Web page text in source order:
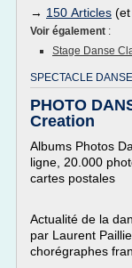
→ 150 Articles (et
Voir également :
Stage Danse
SPECTACLE
PHOTO
Creation
Albums Photos
ligne, 20.000
cartes postales
Actualité de la
par Laurent
chorégraphes